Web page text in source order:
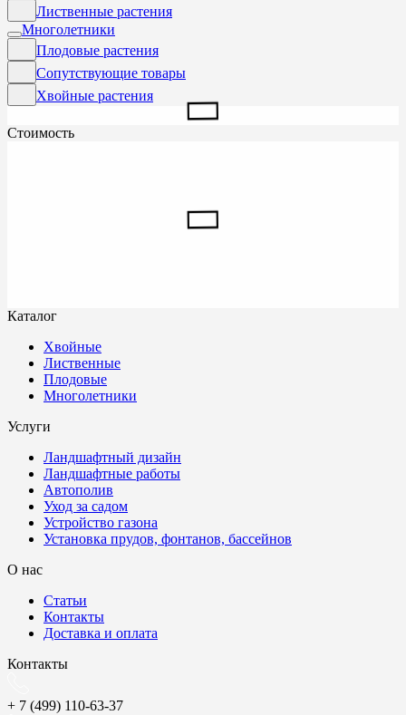
Лиственные растения
Многолетники
Плодовые растения
Сопутствующие товары
Хвойные растения
Стоимость
Каталог
Хвойные
Лиственные
Плодовые
Многолетники
Услуги
Ландшафтный дизайн
Ландшафтные работы
Автополив
Уход за садом
Устройство газона
Установка прудов, фонтанов, бассейнов
О нас
Статьи
Контакты
Доставка и оплата
Контакты
+ 7 (499) 110-63-37